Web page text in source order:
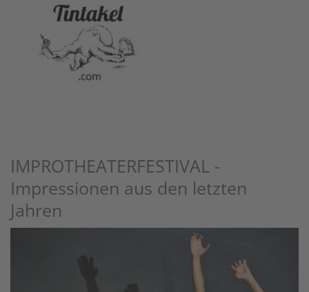
IMPROTHEATERFESTIVAL -
Impressionen aus den letzten
Jahren